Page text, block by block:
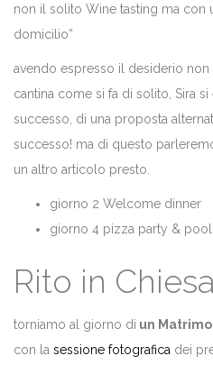
non il solito Wine tasting ma con
domicilio”
avendo espresso il desiderio non
cantina come si fa di solito, Sira
successo, di una proposta
successo! ma di questo
un altro articolo presto.
giorno 2 Welcome dinner
giorno 4 pizza party &
Rito in Chiesa
torniamo al giorno di un
con la sessione fotografica dei